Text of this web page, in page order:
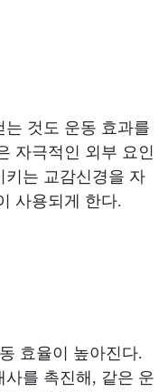
것도 운동 효과를
자극적인 외부 요인
키는 교감신경을 자
사용되게 한다.
효율이 높아진다.
를 촉진해, 같은 운